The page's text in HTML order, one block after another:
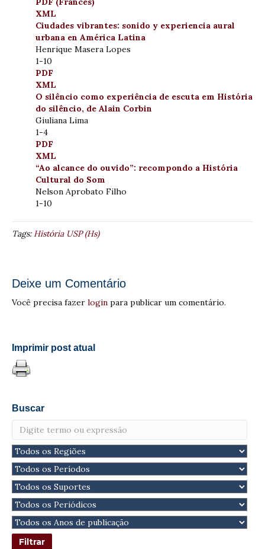
XML
Ciudades vibrantes: sonido y experiencia aural
urbana en América Latina
Henrique Masera Lopes
1-10
PDF
XML
O silêncio como experiência de escuta em História
do silêncio, de Alain Corbin
Giuliana Lima
1-4
PDF
XML
“Ao alcance do ouvido”: recompondo a História
Cultural do Som
Nelson Aprobato Filho
1-10
Tags:História USP (Hs)
Deixe um Comentário
Você precisa fazer login para publicar um comentário.
Imprimir post atual
Buscar